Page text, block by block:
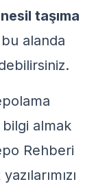
taşıma
alanda
almak
Rehberi
yazılarımızı